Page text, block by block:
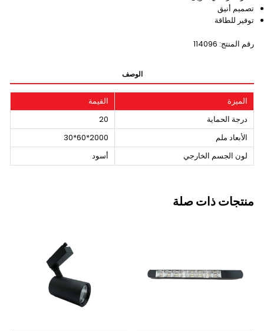
تصميم أنيق
توفير للطاقة
رقم المنتج: 114096
الوصف
الميزة
القيمة
درجة الحماية
20
الأبعاد ملم
2000*60*30
لون الجسم الخارجي
أسود
منتجات ذات صلة